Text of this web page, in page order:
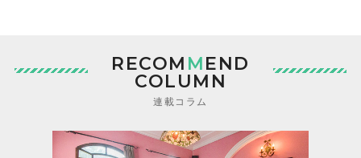
RECOM MEND
COLUMN
連載コラム